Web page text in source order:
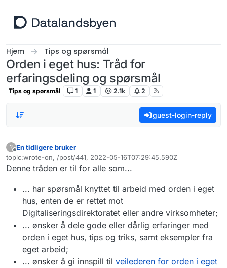
Hjem Tips og spørsmål
Orden i eget hus: Tråd for
erfaringsdeling og spørsmål
Tips og spørsmål 1 1 2.1k 2
guest-login-reply
?
Frakoblet
En tidligere bruker
topic:wrote-on, /post/441, 2022-05-16T07:29:45.590Z
Sist endret av
Denne tråden er til for alle som...
... har spørsmål knyttet til arbeid med orden i eget
hus, enten de er rettet mot
Digitaliseringsdirektoratet eller andre virksomheter;
... ønsker å dele gode eller dårlig erfaringer med
orden i eget hus, tips og triks, samt eksempler fra
eget arbeid;
... ønsker å gi innspill til veilederen for orden i eget